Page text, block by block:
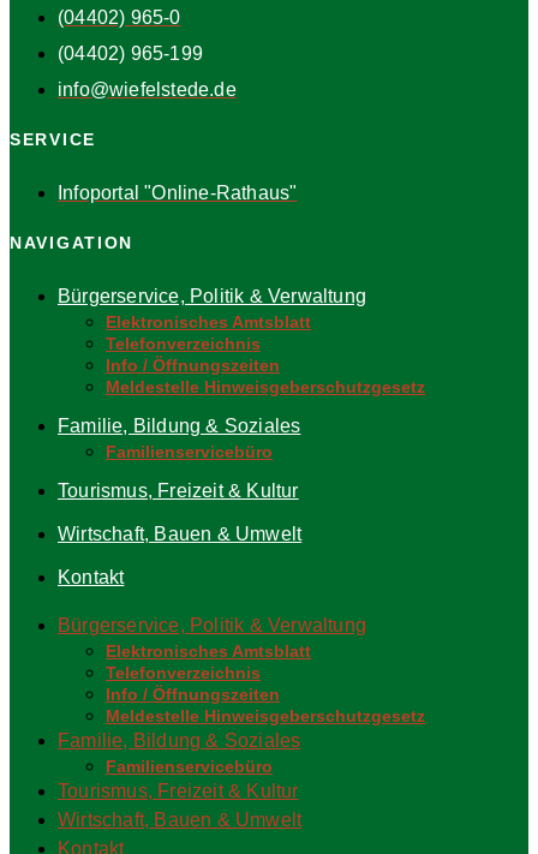
(04402) 965-0
(04402) 965-199
info@wiefelstede.de
SERVICE
Infoportal "Online-Rathaus"
NAVIGATION
Bürgerservice, Politik & Verwaltung
Elektronisches Amtsblatt
Telefonverzeichnis
Info / Öffnungszeiten
Meldestelle Hinweisgeberschutzgesetz
Familie, Bildung & Soziales
Familienservicebüro
Tourismus, Freizeit & Kultur
Wirtschaft, Bauen & Umwelt
Kontakt
Bürgerservice, Politik & Verwaltung
Elektronisches Amtsblatt
Telefonverzeichnis
Info / Öffnungszeiten
Meldestelle Hinweisgeberschutzgesetz
Familie, Bildung & Soziales
Familienservicebüro
Tourismus, Freizeit & Kultur
Wirtschaft, Bauen & Umwelt
Kontakt